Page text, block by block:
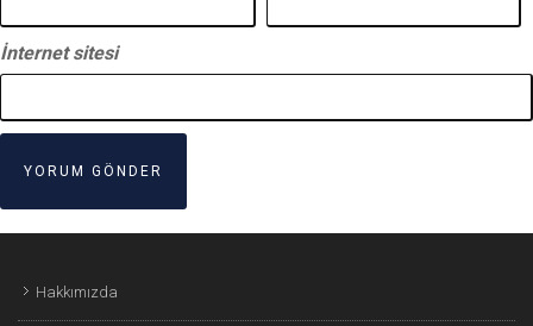
İnternet sitesi
Hakkımızda